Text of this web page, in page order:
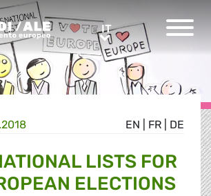
ITIT
EN FR DE
LISTS FOR
ELECTIONS